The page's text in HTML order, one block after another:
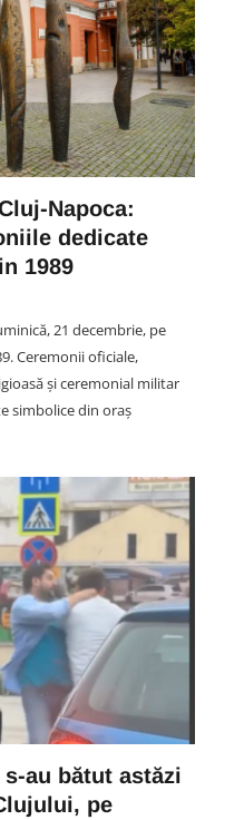
Napoca:
dedicate
1989
21 decembrie, pe
Ceremonii oficiale,
și ceremonial militar
simbolice din oraș
au bătut astăzi
pe